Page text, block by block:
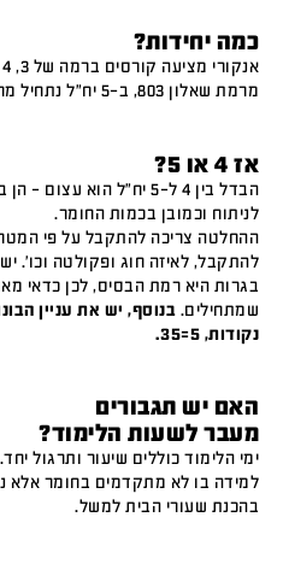
כמה יחידות?
מרמת שאלון 803, ב-5 יח"ל נתחיל מרמת שאלון 805.
אז 4 או 5?
הבדל בין 4 ל-5 יח"ל הוא
לניתוח וכמובן בכמות החומר.
ההחלטה צריכה להתקבל על פי
בגרות היא רמת הבסיס, לכן כדאי
שמתחילים.
נקודות, 5=35.
האם יש תגבורים
מעבר לשעות הלימוד?
ימי הלימוד כוללים שיעור ותרגול
למידה בו לא מתקדמים בחומר אלא
בהכנת שעורי הבית למשל.